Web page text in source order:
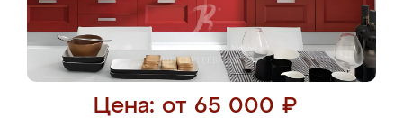
Цена: от 65 000 ₽